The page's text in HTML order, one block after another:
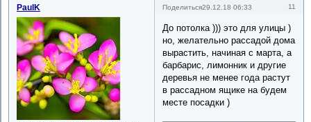
Поделиться 11
29.12.18 06:33
PaulK
До потолка ))) это для улицы )
но, желательно рассадой дома
вырастить, начиная с марта, а
барбарис, лимонник и другие
деревья не менее года растут
в рассадном ящике на будем
месте посадки )